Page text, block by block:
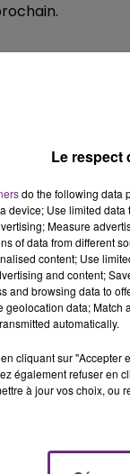
LE
VENEZ
Ce
Une
conviés !
Le respect
do the following data
device; Use limited
Measure
of data from different
content; Use
and content;
and browsing data to
geolocation data; Match
automatically.
cliquant sur "Accepter
également refuser en
à jour vos choix, ou